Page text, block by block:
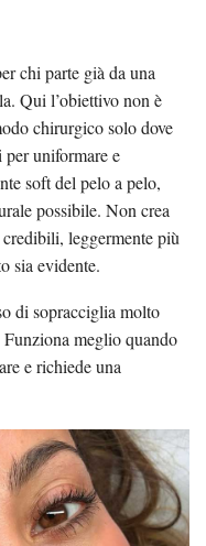
chi parte già da una
Qui l’obiettivo non è
chirurgico solo dove
uniformare e
soft del pelo a pelo,
possibile. Non crea
leggermente più
sia evidente.
di sopracciglia molto
meglio quando
e richiede una